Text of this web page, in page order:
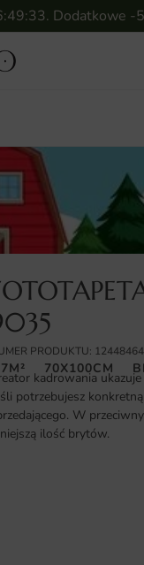
. Dodatkowe -
PRODUKTU:
70X100CM
kadrowania
potrzebujesz
W
ilość brytów.